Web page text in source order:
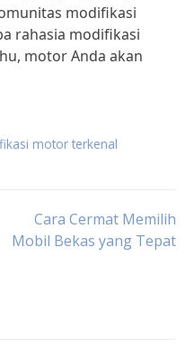
modifikasi
rahasia modifikasi
motor Anda akan
motor terkenal
Cara Cermat Memilih
Mobil Bekas yang Tepat